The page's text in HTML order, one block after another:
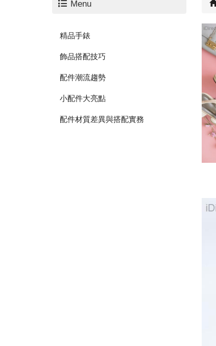
Menu
精品手錶
飾品搭配技巧
配件潮流趨勢
小配件大亮點
配件材質差異與搭配實務